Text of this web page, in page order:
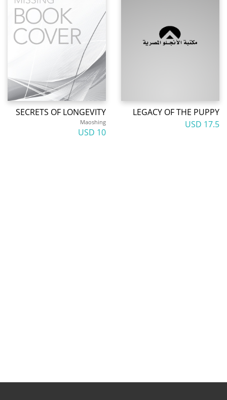
LEGACY OF THE PUPPY
17.5 USD
SECRETS OF LONGEVITY
Maoshing
10 USD